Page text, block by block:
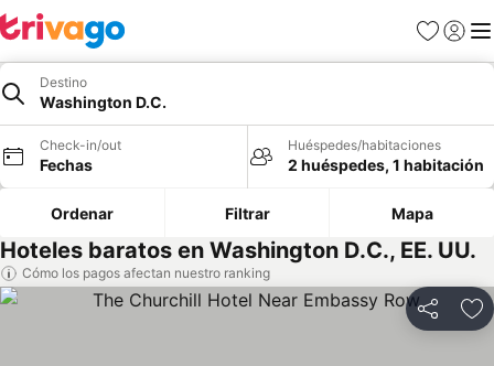
Favoritos
Iniciar
Destino
Washington D.C.
Check-in/out
Fechas
Huéspedes/habitaciones
2 huéspedes, 1 habitación
Ordenar Filtrar Mapa
Hoteles baratos en Washington D.C., EE. UU.
Cómo los pagos afectan nuestro ranking
Compartir